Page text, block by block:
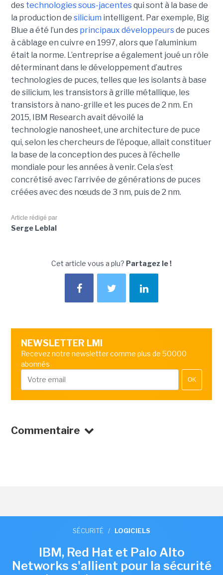
des technologies sous-jacentesqui sont à la base de
la production de silicium intelligent. Par exemple, Big
Blue a été l’un des principaux développeursde puces
à câblage en cuivre en 1997, alors que l’aluminium
était la norme. L’entreprise a également joué un rôle
déterminant dans le développement d’autres
technologies de puces, telles que les isolants à base
de silicium, les transistors à grille métallique, les
transistors à nano-grille et les puces de 2 nm. En
2015, IBM Research avait dévoilé la
technologie nanosheet, une architecture de puce
qui, selon les chercheurs de l’époque, allait constituer
la base de la conception des puces à l’échelle
mondiale pour les années à venir. Cela s’est
concrétisé avec l’arrivée de générations de puces
créées avec des nœuds de 3 nm, puis de 2 nm.
Article rédigé par
Serge Leblal
Cet article vous a plu? Partagez le !
NEWSLETTER LMI
Recevez notre newsletter comme plus de 50000
abonnés
OK
Commentaire
SÉCURITÉ / LOGICIELS
IBM, Red Hat et Palo Alto
Networks s'allient pour la sécurité